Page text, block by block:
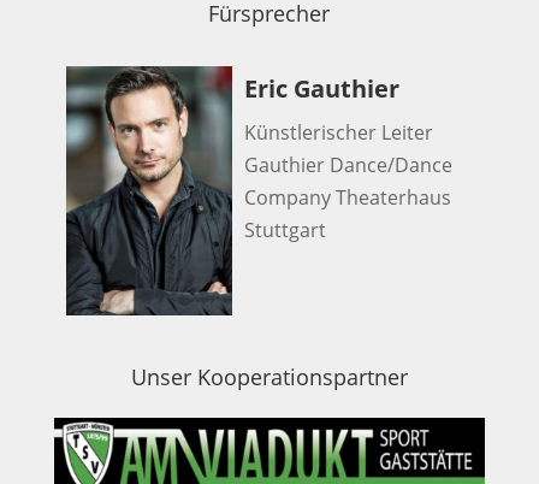
Fürsprecher
Eric Gauthier
Künstlerischer Leiter
Gauthier Dance/Dance
Company Theaterhaus
Stuttgart
Unser Kooperationspartner